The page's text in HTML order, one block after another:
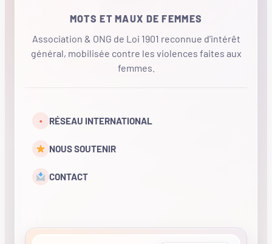
MOTS ET MAUX DE FEMMES
Association & ONG de Loi 1901 reconnue d'intérêt
général, mobilisée contre les violences faites aux
femmes.
• RÉSEAU INTERNATIONAL
NOUS SOUTENIR
CONTACT